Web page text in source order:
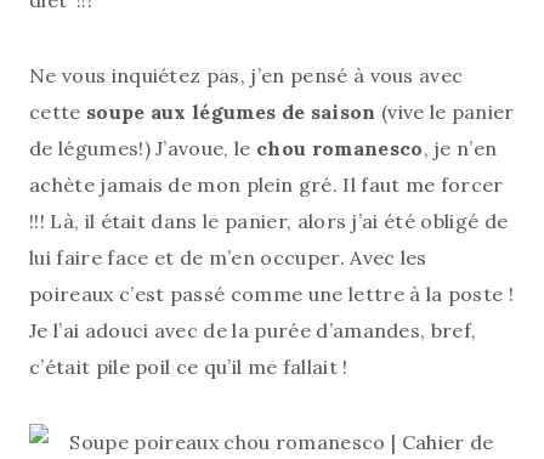
Ne vous inquiétez pas, j’en pensé à vous avec
cette soupe aux légumes de saison (vive le panier
de légumes!) J’avoue, le chou romanesco, je n’en
achète jamais de mon plein gré. Il faut me forcer
!!! Là, il était dans le panier, alors j’ai été obligé de
lui faire face et de m’en occuper. Avec les
poireaux c’est passé comme une lettre à la poste !
Je l’ai adouci avec de la purée d’amandes, bref,
c’était pile poil ce qu’il me fallait !